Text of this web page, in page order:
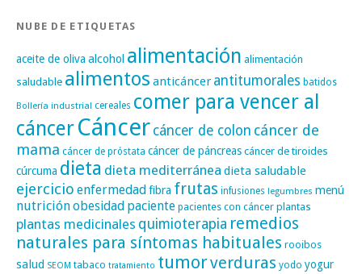
NUBE DE ETIQUETAS
aceite de oliva alcohol alimentación alimentación
saludable alimentos anticáncer antitumorales batidos
Bollería industrial cereales comer para vencer al
cáncerCáncer cáncer de colon cáncer de
mama cáncer de próstata cáncer de páncreascáncer de tiroides
cúrcuma dieta dieta mediterránea dieta saludable
ejercicio enfermedadfibra frutas infusiones legumbres menú
nutriciónobesidad paciente pacientes con cáncer plantas
plantas medicinales quimioterapia remedios
naturales para síntomas habituales rooibos
salud SEOM tabaco tratamiento tumorverduras yodo yogur